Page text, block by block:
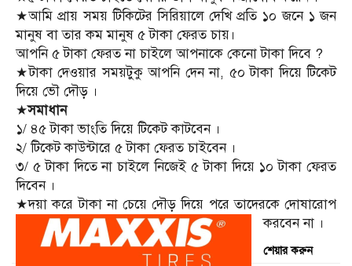
★আমি প্রায় সময় টিকিটের সিরিয়ালে দেখি প্রতি ১০ জনে ১ জন
মানুষ বা তার কম মানুষ ৫ টাকা ফেরত চায়।
আপনি ৫ টাকা ফেরত না চাইলে আপনাকে কেনো টাকা দিবে ?
★টাকা দেওয়ার সময়টুকু আপনি দেন না, ৫০ টাকা দিয়ে টিকেট
দিয়ে ভৌ দৌড় ।
★সমাধান
১/ ৪৫ টাকা ভাংতি দিয়ে টিকেট কাটবেন ।
২/ টিকেট কাউন্টারে ৫ টাকা ফেরত চাইবেন ।
৩/ ৫ টাকা দিতে না চাইলে নিজেই ৫ টাকা দিয়ে ১০ টাকা ফেরত
দিবেন ।
★দয়া করে টাকা না চেয়ে দৌড় দিয়ে পরে তাদেরকে দোষারোপ
করবেন না ।
শেয়ার করুন